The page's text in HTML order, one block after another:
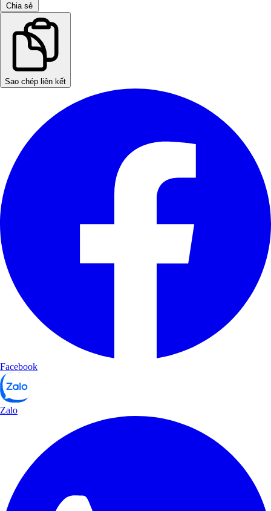
Chia sẻ
Sao chép liên kết
Facebook
Zalo